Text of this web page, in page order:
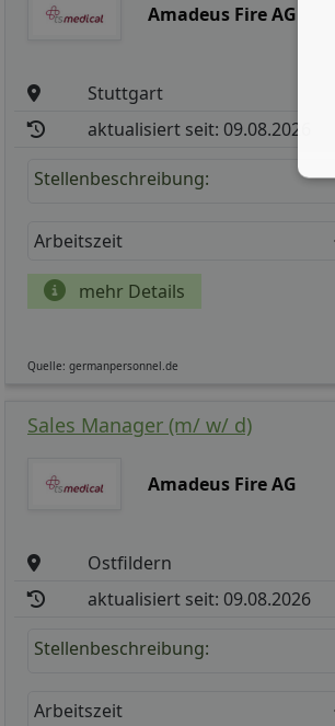
Amadeus Fire AG
Stuttgart
aktualisiert seit: 09.08.2026
Stellenbeschreibung:
Arbeitszeit
mehr Details
Quelle: germanpersonnel.de
Sales Manager (m/ w/ d)
Amadeus Fire AG
Ostfildern
aktualisiert seit: 09.08.2026
Stellenbeschreibung:
Arbeitszeit